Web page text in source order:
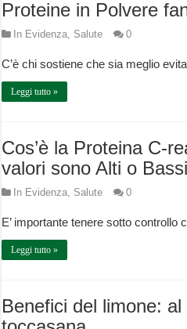
Proteine in Polvere
In Evidenza, Salute 0
C’è chi sostiene che sia meglio
Leggi tutto »
Cos’è la Proteina C-
valori sono Alti o Bassi
In Evidenza, Salute 0
E’ importante tenere sotto
Leggi tutto »
Benefici del limone: